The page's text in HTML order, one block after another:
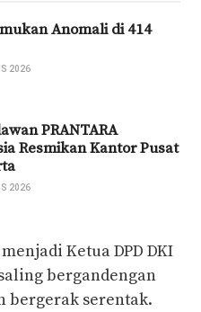
Anomali di 414
2026
PRANTARA
Resmikan Kantor Pusat
2026
Ketua DPD DKI
bergandengan
bergerak serentak.